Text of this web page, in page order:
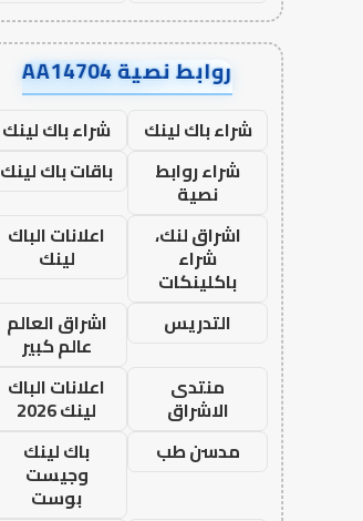
روابط نصية AA14704
شراء باك لينك
شراء باك لينك
شراء روابط
نصية
باقات باك لينك
اشراق لنك،
شراء
باكلينكات
اعلانات الباك
لينك
التدريس
اشراق العالم
عالم كبير
منتدى
الاشراق
اعلانات الباك
لينك 2026
مدسن طب
باك لينك
وجيست
بوست